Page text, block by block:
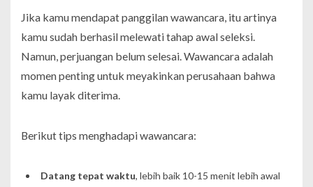
Jika kamu mendapat panggilan wawancara, itu artinya
kamu sudah berhasil melewati tahap awal seleksi.
Namun, perjuangan belum selesai. Wawancara adalah
momen penting untuk meyakinkan perusahaan bahwa
kamu layak diterima.
Berikut tips menghadapi wawancara:
Datang tepat waktu, lebih baik 10-15 menit lebih awal